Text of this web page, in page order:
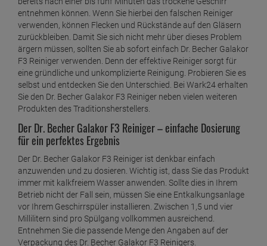
entnehmen können. Wenn Sie hierbei den falschen Reiniger
verwenden, können Flecken und Rückstände auf den Gläsern
zurückbleiben. Damit Sie sich nicht mehr über dieses Problem
ärgern müssen, sollten Sie ab sofort einfach Dr. Becher Galakor
F3 Reiniger verwenden. Denn der effektive Reiniger sorgt für
eine gründliche und unkomplizierte Reinigung. Probieren Sie es
selbst und entdecken Sie den Unterschied. Bei Wark24 erhalten
Sie den Dr. Becher Galakor F3 Reiniger neben vielen weiteren
Produkten des Traditionsherstellers.
Der Dr. Becher Galakor F3 Reiniger – einfache Dosierung
für ein perfektes Ergebnis
Der Dr. Becher Galakor F3 Reiniger ist denkbar einfach
anzuwenden und zu dosieren. Wichtig ist, dass Sie das Produkt
immer mit kalkfreiem Wasser anwenden. Sollte dies in Ihrem
Betrieb nicht der Fall sein, müssen Sie eine Entkalkungsanlage
vor Ihrem Geschirrspüler installieren. Zwischen 1,5 und vier
Millilitern sind pro Spülgang vollkommen ausreichend.
Entnehmen Sie die passende Menge den Angaben auf der
Verpackung des Dr. Becher Galakor F3 Reinigers.